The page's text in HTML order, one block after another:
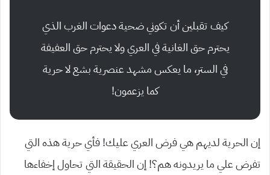
كيف تقبلين أن تكوني ضحية دعوات الغرب الذي
يحترم حق الغانية في العري ولا يحترم حق العفيفة
في الستر، ما يعكس مشهد عنصرية بشع لا حرية
كما يزعمون!
إن الحرية لديهم هي فرض العري عليك! فأي حرية هذه التي
تفرض علي ما يريدونه هم؟! إن الحقيقة التي تحاول إخفاءها